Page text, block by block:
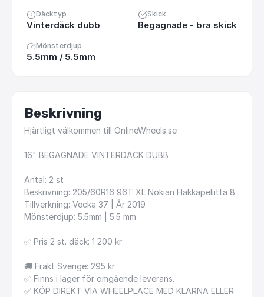
Däcktyp
Vinterdäck dubb
Skick
Begagnade - bra skick
Mönsterdjup
5.5mm / 5.5mm
Beskrivning
Hjärtligt välkommen till OnlineWheels.se
16" BEGAGNADE VINTERDÄCK DUBB
Antal: 2 st
Beskrivning: 205​/​60R16 96T XL Nokian Hakkapeliitta 8
Tillverkning: Vecka 37 År 2019
Mönsterdjup: 5.5mm 5.5 mm
✅ Pris 2 st. däck: 1 200 kr
🚚 Frakt Sverige: 295 kr
✅ Finns i lager för omgående leverans.
✅ KÖP DIREKT VIA WHEELPLACE MED KLARNA ELLER